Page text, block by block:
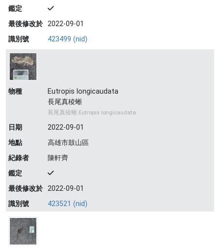
鑑定
最後修改於 2022-09-01
識別號
423499 (nid)
物種
Eutropis longicaudata
長尾真稜蜥
長尾真稜蜥 Eutropis longicaudata
日期
2022-09-01
地點
高雄市鼓山區
紀錄者
陳軒齊
鑑定
最後修改於 2022-09-01
識別號
423521 (nid)